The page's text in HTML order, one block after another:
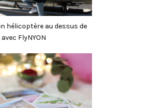
hélicoptère au dessus de
FlyNYON